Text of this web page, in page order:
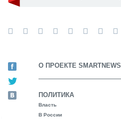
О ПРОЕКТЕ SMARTNEWS
ПОЛИТИКА
Власть
В России